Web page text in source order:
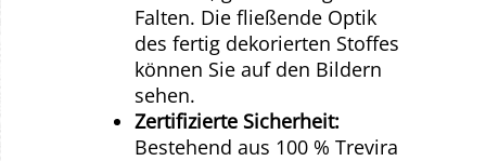
Falten. Die fließende Optik
des fertig dekorierten Stoffes
können Sie auf den Bildern
sehen.
Zertifizierte Sicherheit:
Bestehend aus 100 % Trevira